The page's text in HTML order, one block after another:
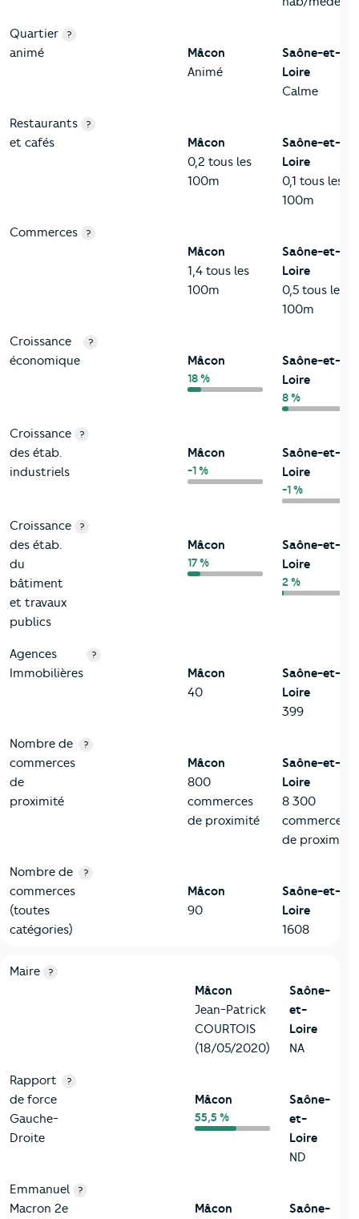
Quartier
animé
?
Mâcon
Animé
Saône-et-
Loire
Calme
Restaurants
et cafés
?
Mâcon
0,2 tous les
100m
Saône-et-
Loire
0,1 tous les
100m
Commerces ?
Mâcon
1,4 tous les
100m
Saône-et-
Loire
0,5 tous les
100m
Croissance
économique
?
Mâcon
18 %
Saône-et-
Loire
8 %
Croissance
des étab.
industriels
?
Mâcon
-1 %
Saône-et-
Loire
-1 %
Croissance
des étab.
du
bâtiment
et travaux
publics
?
Mâcon
17 %
Saône-et-
Loire
2 %
Agences
Immobilières
?
Mâcon
40
Saône-et-
Loire
399
Nombre de
commerces
de
proximité
?
Mâcon
800
commerces
de proximité
Saône-et-
Loire
8 300
commerces
de proximité
Nombre de
commerces
(toutes
catégories)
?
Mâcon
90
Saône-et-
Loire
1608
6-Politique
Critères
Maire ?
Mâcon
Jean-Patrick
COURTOIS
(18/05/2020)
Saône-
et-
Loire
NA
Rapport
de force
Gauche-
Droite
?
Mâcon
55,5 %
Saône-
et-
Loire
ND
Emmanuel
Macron 2e
?
Mâcon
Saône-